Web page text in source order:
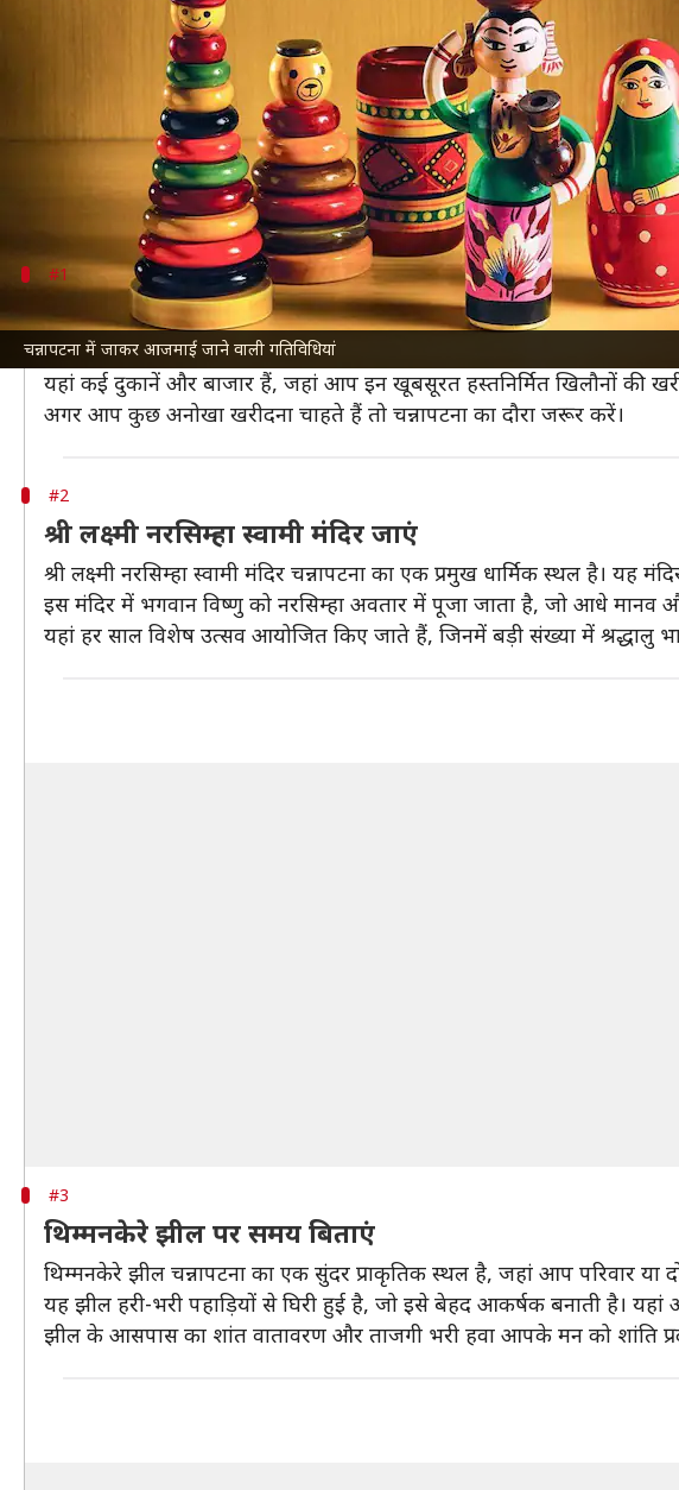
चन्नापटना में जाकर आजमाई जाने वाली गतिविधियां
का चन्नापटना एक छोटा-सा शहर है, जो अपनी लकड़ी के खिलौनों के
बेंगलुरु से लगभग 60 किलोमीटर दूर स्थित चन्नापटना के खिलौने न केवल
यहां की कला और संस्कृति का अनुभव करने के लिए यह स्थान एक बेहतरीन
इसके अलावा यहां कई ऐतिहासिक मंदिर और प्राकृतिक स्थल भी हैं, जो
#1
चन्नापटना के रंग-बिरंगे खिलौनों की खरीदारी करें
चन्नापटना अपने रंग-बिरंगे लकड़ी के खिलौनों के लिए जाना जाता है। ये
यहां कई दुकानें और बाजार हैं, जहां आप इन खूबसूरत हस्तनिर्मित खिलौनों की
अगर आप कुछ अनोखा खरीदना चाहते हैं तो चन्नापटना का दौरा जरूर करें।
#2
श्री लक्ष्मी नरसिम्हा स्वामी मंदिर जाएं
श्री लक्ष्मी नरसिम्हा स्वामी मंदिर चन्नापटना का एक प्रमुख धार्मिक स्थल है।
इस मंदिर में भगवान विष्णु को नरसिम्हा अवतार में पूजा जाता है, जो आधे मानव
यहां हर साल विशेष उत्सव आयोजित किए जाते हैं, जिनमें बड़ी संख्या में श्रद्धालु
#3
थिम्मनकेरे झील पर समय बिताएं
थिम्मनकेरे झील चन्नापटना का एक सुंदर प्राकृतिक स्थल है, जहां आप परिवार या
यह झील हरी-भरी पहाड़ियों से घिरी हुई है, जो इसे बेहद आकर्षक बनाती है।
झील के आसपास का शांत वातावरण और ताजगी भरी हवा आपके मन को शांति